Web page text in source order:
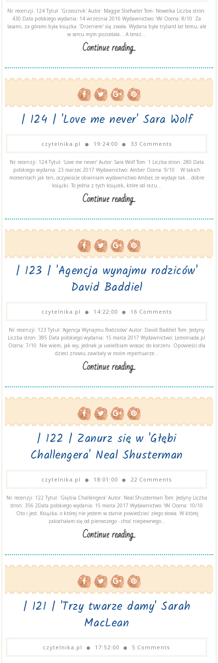
Nr. recenzji: 124 Tytuł: 'Grzesznik' Autor: Maggie Stiefvater Tom: Nowelka Liczba stron:
430 Data polskiego wydania: 14 września 2016 Wydawnictwo: YA! Ocena: 8/10 Za
lasami, za górami była książka. 'Drżeniem' się zwała. Wydana była tryliard lat temu, ale
w sercu mym pozostała... A teraz...
Continue reading...
| 124 | 'Love me never' Sara Wolf
czytelnika.pl 19:24:00 33 Comments
Nr. recenzji: 124 Tytuł: 'Love me never' Autor: Sara Wolf Tom: 1 Liczba stron: 280 Data
polskiego wydania: 23 marzec 2017 Wydawnictwo: Amber Ocena: 9/10 W takich
momentach jak ten, oczywiście obwiniam wydawnictwo Amber, że wydaje tak... dobre
książki. To jedna z tych książek, które od razu...
Continue reading...
| 123 | 'Agencja wynajmu rodziców'
David Baddiel
czytelnika.pl 14:22:00 16 Comments
Nr. recenzji: 123 Tytuł: 'Agencja Wynajmu Rodziców' Autor: David Baddiel Tom: Jedyny
Liczba stron: 385 Data polskiego wydania: 15 marca 2017 Wydawnictwo: Lemoniada.pl
Ocena: 7/10 Nie wiem, jak wy, jednak ja uwielbiam wracać do korzeni. Opowieści dla
dzieci znowu zawitały w moim repertuarze...
Continue reading...
| 122 | Zanurz się w 'Głębi
Challengera' Neal Shusterman
czytelnika.pl 18:01:00 22 Comments
Nr. recenzji: 122 Tytuł: 'Głębia Challengera' Autor: Neal Shusterman Tom: Jedyny Liczba
stron: 356 2Data polskiego wydania: 15 marca 2017 Wydawnictwo: YA! Ocena: 10/10
Oto i jest. Książka, o której nie jestem w stanie powiedzieć złego słowa. W której
zakochałam się od pierwszego - choć niepewnego...
Continue reading...
| 121 | 'Trzy twarze damy' Sarah
MacLean
czytelnika.pl 17:52:00 5 Comments